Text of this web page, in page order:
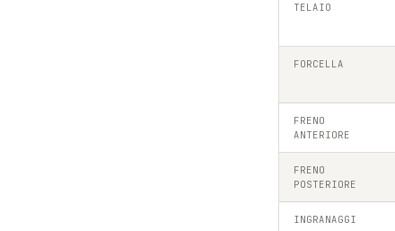
TELAIO
FORCELLA
FRENO
ANTERIORE
FRENO
POSTERIORE
INGRANAGGI